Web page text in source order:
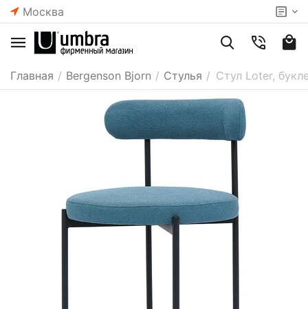
Москва
Главная / Bergenson Bjorn / Стулья / Стул Loter,